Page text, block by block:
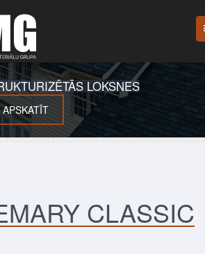
LOKSNES
APSKATĪT
CLASSIC